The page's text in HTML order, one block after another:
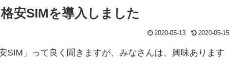
安SIMを導入しました
2020-05-13 2020-05-15
SIM」って良く聞きますが、みなさんは、興味あります